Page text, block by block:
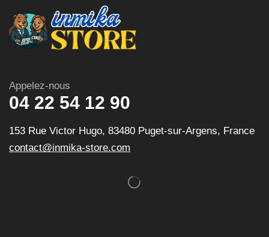
Appelez-nous
04 22 54 12 90
153 Rue Victor Hugo, 83480 Puget-sur-Argens, France
contact@inmika-store.com